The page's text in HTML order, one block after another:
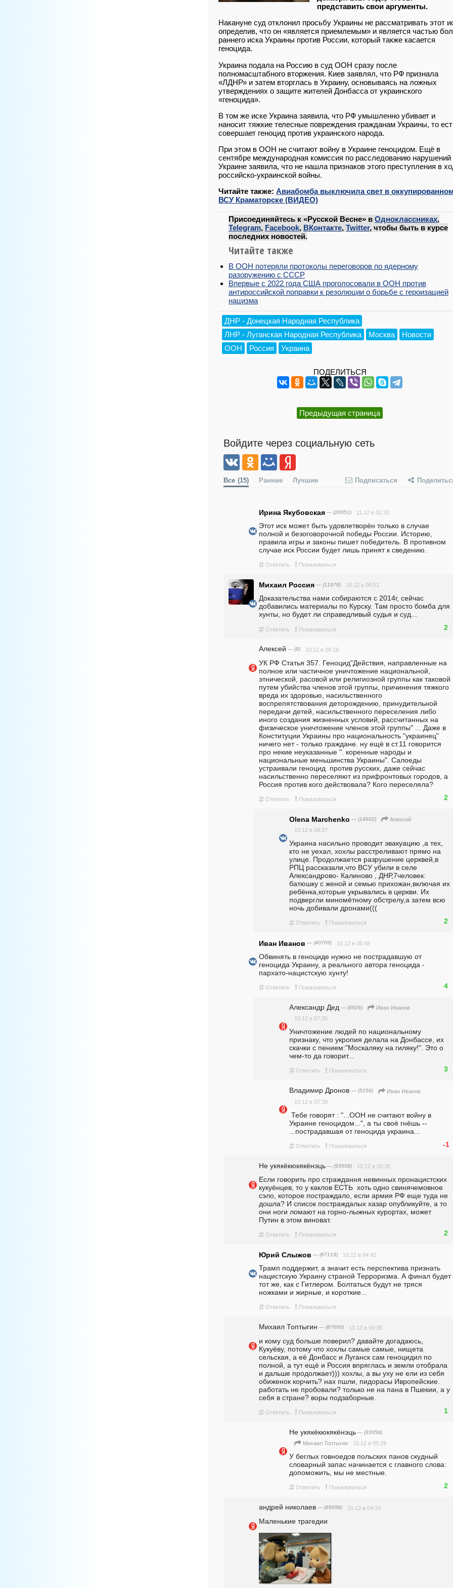
представить свои аргументы.
Накануне суд отклонил просьбу Украины не рассматривать этот
определив, что он «является приемлемым» и является частью
раннего иска Украины против России, который также касается
геноцида.
Украина подала на Россию в суд ООН сразу после
полномасштабного вторжения. Киев заявлял, что РФ признала
«ЛДНР» и затем вторглась в Украину, основываясь на ложных
утверждениях о защите жителей Донбасса от украинского
«геноцида».
В том же иске Украина заявила, что РФ умышленно убивает и
наносит тяжкие телесные повреждения гражданам Украины, то
совершает геноцид против украинского народа.
При этом в ООН не считают войну в Украине геноцидом. Ещё в
сентябре международная комиссия по расследованию нарушений
Украине заявила, что не нашла признаков этого преступления в
российско-украинской войны.
Читайте также: Авиабомба выключила свет в
ВСУ Краматорске (ВИДЕО)
Присоединяйтесь к «Русской Весне» в Одноклассниках,
Telegram, Facebook, ВКонтакте, Twitter, чтобы быть в курсе
последних новостей.
Читайте также
В ООН потеряли протоколы переговоров по ядерному
разоружению с СССР
Впервые с 2022 года США проголосовали в ООН против
антироссийской поправки к резолюции о борьбе с героизацией
нацизма
ДНР - Донецкая Народная Республика
ЛНР - Луганская Народная Республика
Москва
Новости
ООН
Россия Украина
ПОДЕЛИТЬСЯ
Предыдущая страница
Войдите через социальную сеть
Все (15) Ранние Лучшие Подписаться
Ирина Якубовская — (20051) 11.12 в 02:33
Этот иск может быть удовлетворён только в случае
полной и безоговорочной победы России. Историю,
правила игры и законы пишет победитель. В противном
случае иск России будет лишь принят к сведению.
# Ответить ! Пожаловаться
Михаил Россия — (11978) 10.12 в 08:51
Доказательства нами собираются с 2014г, сейчас
добавились материалы по Курску. Там просто бомба для
хунты, но будет ли справедливый судья и суд...
# Ответить ! Пожаловаться 2
Алексей — (8) 10.12 в 08:19
УК РФ Статья 357. Геноцид"Действия, направленные на
полное или частичное уничтожение национальной,
этнической, расовой или религиозной группы как таковой
путем убийства членов этой группы, причинения тяжкого
вреда их здоровью, насильственного
воспрепятствования деторождению, принудительной
передачи детей, насильственного переселения либо
иного создания жизненных условий, рассчитанных на
физическое уничтожение членов этой группы" ... Даже в
Конституции Украины про национальность "украинец"
ничего нет - только граждане. ну ещё в ст.11 говорится
про некие неуказанные ". коренные народы и
национальные меньшинства Украины". Салоеды
устраивали геноцид  против русских, даже сейчас
насильственно переселяют из прифронтовых городов, а
Россия против кого действовала? Кого переселяла?
# Ответить ! Пожаловаться 2
Olena Marchenko — (14602)
Алексей
10.12 в 09:27
Украина насильно проводит эвакуацию ,а тех,
кто не уехал, хохлы расстреливают прямо на
улице. Продолжается разрушение церквей,в
РПЦ рассказали,что ВСУ убили в селе
Александрово- Калиново , ДНР,7человек:
батюшку с женой и семью прихожан,включая их
ребёнка,которые укрывались в церкви. Их
подвергли миномётному обстрелу,а затем всю
ночь добивали дронами(((
# Ответить ! Пожаловаться 2
Иван Иванов — (40709) 10.12 в 05:48
Обвинять в геноциде нужно не пострадавшую от
геноцида Украину, а реального автора геноцида -
пархато-нацистскую хунту!
# Ответить ! Пожаловаться 4
Александр Дед — (6926)
Иван Иванов
10.12 в 07:35
Уничтожение людей по национальному
признаку, что укропия делала на Донбассе, их
скачки с пением:"Москаляку на гиляку!". Это о
чем-то да говорит...
# Ответить ! Пожаловаться 3
Владимир Дронов — (5256)
Иван Иванов
10.12 в 07:39
Украине геноцидом...", а ты своё гнёшь --
...пострадавшая от геноцида украина...
# Ответить ! Пожаловаться -1
Не укякёкюкякёнэць — (93958) 10.12 в 05:26
Если говорить про страждання невинных пронацистских
кукуёнцев, то у каклов ЕСТЬ  хоть одно свинячемовное
сэло, которое постраждало, если армия РФ еще туда не
дошла? И список постраждалых хазар опубликуйте, а то
они ноги ломают на горно-лыжных курортах, может
Путин в этом виноват.
# Ответить ! Пожаловаться 2
Юрий Слыжов — (67119) 10.12 в 04:42
Трамп поддержит, а значит есть перспектива признать
нацистскую Украину страной Терроризма. А финал будет
тот же, как с Гитлером. Болтаться будут не тряся
ножками и жирные, и короткие...
# Ответить ! Пожаловаться
Михаил Топтыгин — (87660) 10.12 в 04:35
и кому суд больше поверил? давайте догадаюсь,
Кукуёву, потому что хохлы самые самые, нищета
сельская, а её Донбасс и Луганск сам геноцидил по
полной, а тут ещё и Россия впряглась и земли отобрала
и дальше продолжает))) хохлы, а вы уху не ели из себя
обиженок корчить? нах пшли, пидорасы Ивропейские.
работать не пробовали? только не на пана в Пшекии, а у
себя в стране? воры подзаборные.
# Ответить ! Пожаловаться 1
Не укякёкюкякёнэць — (93958)
Михаил Топтыгин 10.12 в 05:29
У беглых говноедов польских панов скудный
словарный запас начинается с главного слова:
допоможить, мы не местные.
# Ответить ! Пожаловаться 2
андpeй николаев — (69698) 10.12 в 04:16
Маленькие трагедии